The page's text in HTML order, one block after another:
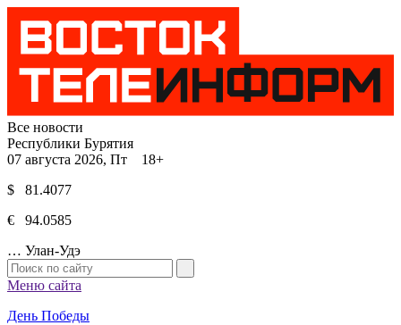
Все новости
Республики Бурятия
07 августа 2026, Пт 18+
$ 81.4077
€ 94.0585
… Улан-Удэ
Меню сайта
День Победы